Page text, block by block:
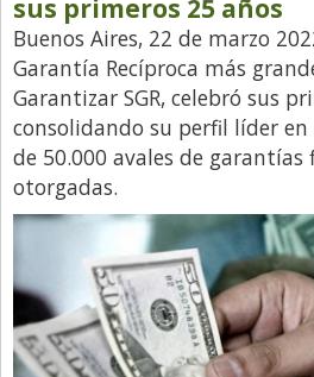
sus primeros 25 años
Buenos Aires, 22 de marzo
Garantía Recíproca más
Garantizar SGR, celebró sus
consolidando su perfil líder en
de 50.000 avales de garantías
otorgadas.